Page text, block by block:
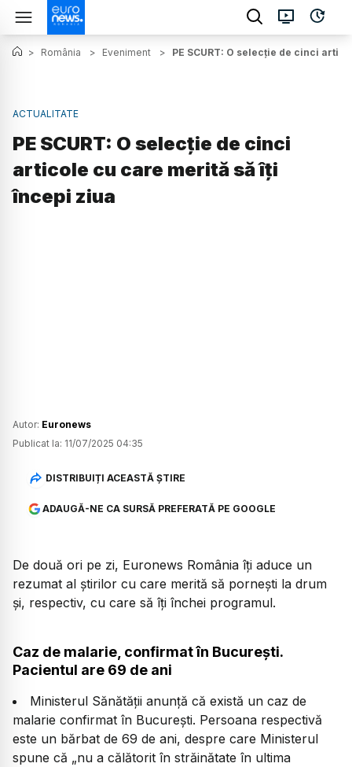
> România > Eveniment > PE SCURT: O selecție de cinci
ACTUALITATE
PE SCURT: O selecție de cinci
articole cu care merită să îți
începi ziua
Autor: Euronews
Publicat la: 11/07/2025 04:35
DISTRIBUIȚI ACEASTĂ ȘTIRE
ADAUGĂ-NE CA SURSĂ PREFERATĂ PE GOOGLE
De două ori pe zi, Euronews România îți aduce un
rezumat al știrilor cu care merită să pornești la drum
și, respectiv, cu care să îți închei programul.
Caz de malarie, confirmat în București.
Pacientul are 69 de ani
Ministerul Sănătății anunță că există un caz de
malarie confirmat în București. Persoana respectivă
este un bărbat de 69 de ani, despre care Ministerul
spune că „nu a călătorit în străinătate în ultima